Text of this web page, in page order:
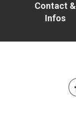
Contact &
Infos